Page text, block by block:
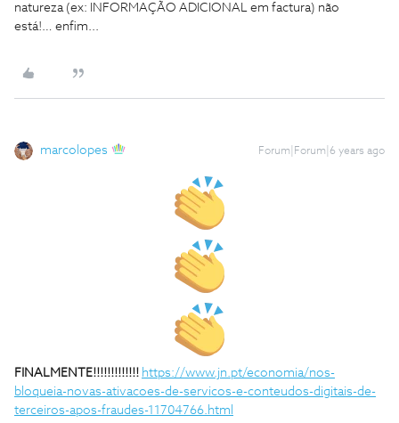
natureza (ex: INFORMAÇÃO ADICIONAL em factura) não
está!… enfim...
marcolopes Forum|Forum|6 years ago
FINALMENTE!!!!!!!!!!!!! https://www.jn.pt/economia/nos-
bloqueia-novas-ativacoes-de-servicos-e-conteudos-digitais-de-
terceiros-apos-fraudes-11704766.html